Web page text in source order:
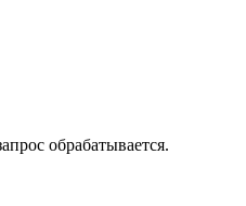
обрабатывается.